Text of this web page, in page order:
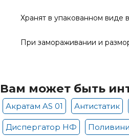
Хранят в упакованном виде
При замораживании и
Вам может быть
Акратам AS 01 Антистатик
Диспергатор НФ